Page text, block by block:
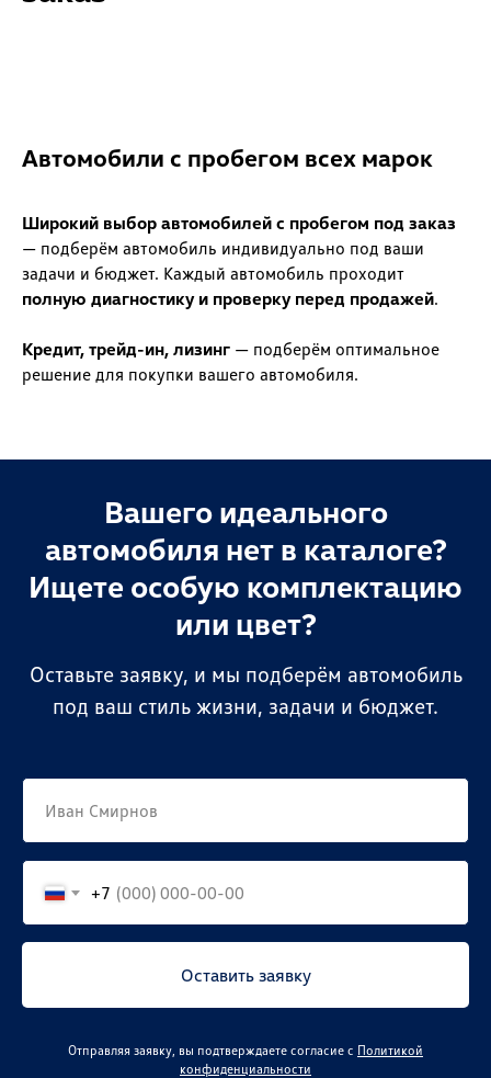
Автомобили с пробегом всех марок
Широкий выбор автомобилей с пробегом под заказ
— подберём автомобиль индивидуально под ваши
задачи и бюджет. Каждый автомобиль проходит
полную диагностику и проверку перед продажей.
Кредит, трейд-ин, лизинг — подберём оптимальное
решение для покупки вашего автомобиля.
Вашего идеального
автомобиля нет в каталоге?
Ищете особую комплектацию
или цвет?
Оставьте заявку, и мы подберём автомобиль
под ваш стиль жизни, задачи и бюджет.
+7
Оставить заявку
Отправляя заявку, вы подтверждаете согласие с Политикой
конфиденциальности